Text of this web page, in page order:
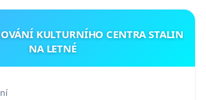
KULTURNÍHO CENTRA STALIN
NA LETNÉ